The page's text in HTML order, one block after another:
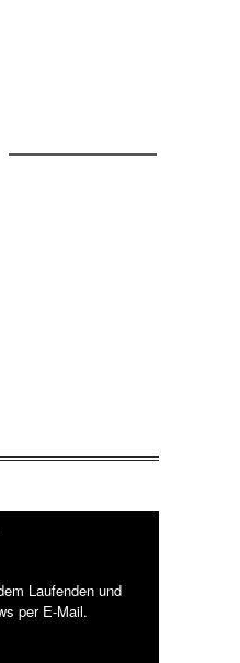
Laufenden und
per E-Mail.